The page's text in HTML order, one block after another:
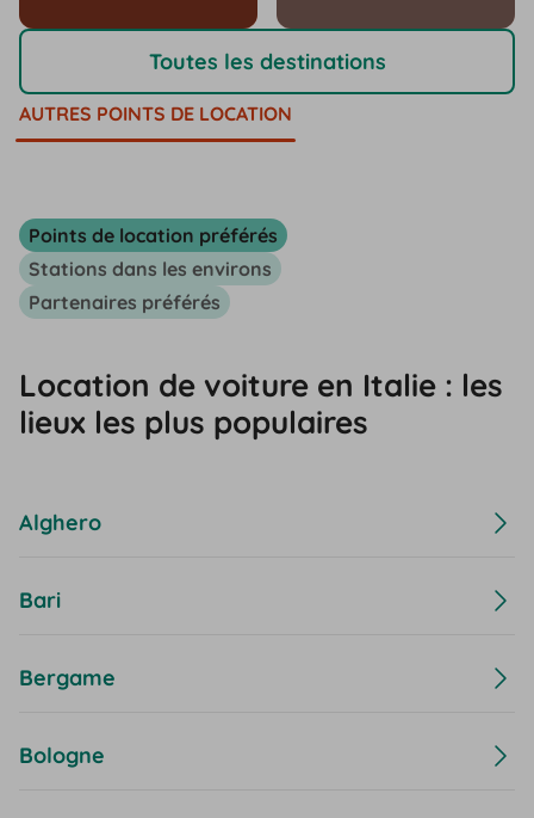
Toutes les destinations
AUTRES POINTS DE LOCATION
Points de location préférés
Stations dans les environs
Partenaires préférés
Location de voiture en Italie : les
lieux les plus populaires
Alghero
Bari
Bergame
Bologne